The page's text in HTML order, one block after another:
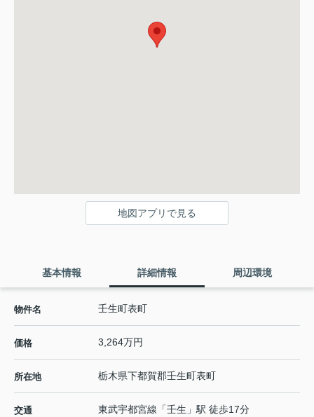
地図アプリで見る
基本情報 詳細情報 周辺環境
物件名 壬生町表町
価格 3,264万円
所在地 栃木県下都賀郡壬生町表町
交通 東武宇都宮線 「壬生 」駅 徒歩17分